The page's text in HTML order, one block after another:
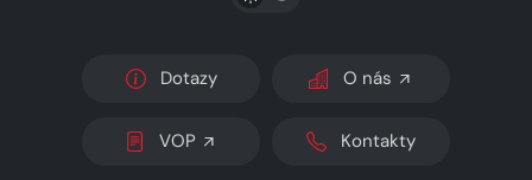
Dotazy O nás
VOP Kontakty